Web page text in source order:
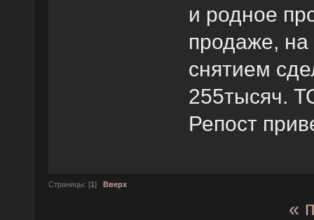
и родное
продаже, на
снятием
255тысяч.
Репост
Страницы: [1] Вверх
«